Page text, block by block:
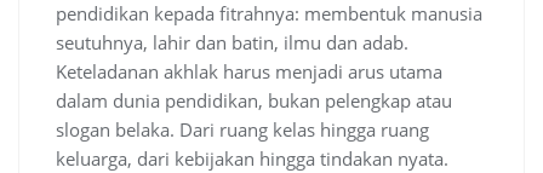
pendidikan kepada fitrahnya: membentuk manusia
seutuhnya, lahir dan batin, ilmu dan adab.
Keteladanan akhlak harus menjadi arus utama
dalam dunia pendidikan, bukan pelengkap atau
slogan belaka. Dari ruang kelas hingga ruang
keluarga, dari kebijakan hingga tindakan nyata.